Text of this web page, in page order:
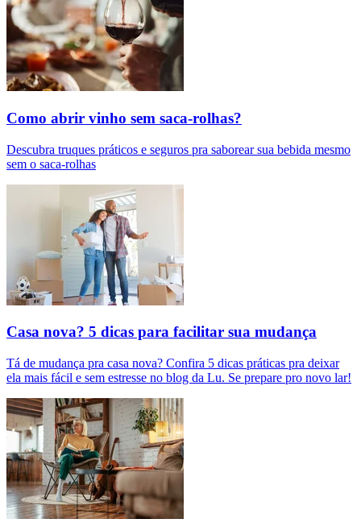
Como abrir vinho sem saca-rolhas?
Descubra truques práticos e seguros pra saborear sua bebida mesmo
sem o saca-rolhas
Casa nova? 5 dicas para facilitar sua mudança
Tá de mudança pra casa nova? Confira 5 dicas práticas pra deixar
ela mais fácil e sem estresse no blog da Lu. Se prepare pro novo lar!